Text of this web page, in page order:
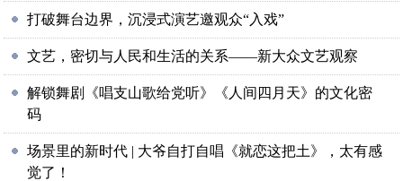
打破舞台边界，沉浸式演艺邀观众“入戏”
文艺，密切与人民和生活的关系——新大众文艺观察
解锁舞剧《唱支山歌给党听》《人间四月天》的文化密
码
场景里的新时代 | 大爷自打自唱《就恋这把土》，太有感
觉了！